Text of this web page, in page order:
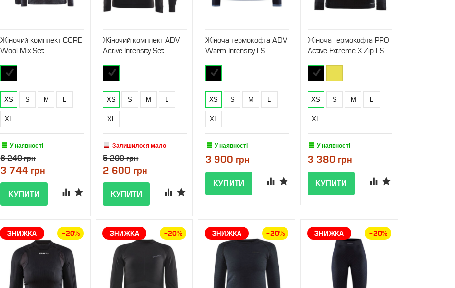
Жіночий комплект CORE
Wool Mix Set
XS S M L
XL
У наявності
6 240 грн
3 744 грн
Жіночий комплект ADV
Active Intensity Set
XS S M L
XL
Залишилося мало
5 200 грн
2 600 грн
Жіноча термокофта ADV
Warm Intensity LS
XS S M L
XL
У наявності
3 900 грн
Жіноча термокофта PRO
Active Extreme X Zip LS
XS S M L
XL
У наявності
3 380 грн
ЗНИЖКА –20% ЗНИЖКА –20% ЗНИЖКА –20% ЗНИЖКА –20%